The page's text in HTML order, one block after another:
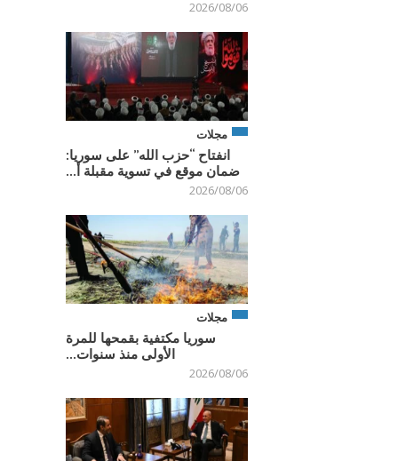
2026/08/06
مجلات
انفتاح “حزب الله” على سوريا:
ضمان موقع في تسوية مقبلة أ...
2026/08/06
مجلات
سوريا مكتفية بقمحها للمرة
الأولى منذ سنوات...
2026/08/06